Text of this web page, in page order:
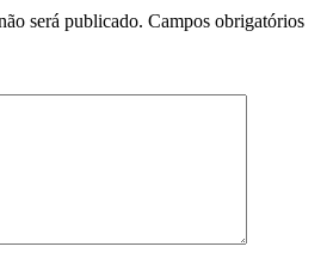
será publicado. Campos obrigatórios